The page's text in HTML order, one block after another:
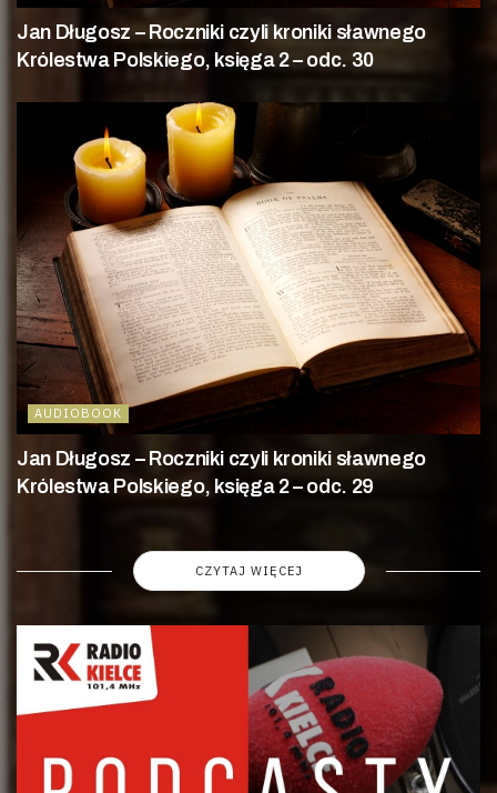
Jan Długosz – Roczniki czyli kroniki sławnego
Królestwa Polskiego, księga 2 – odc. 30
AUDIOBOOK
Jan Długosz – Roczniki czyli kroniki sławnego
Królestwa Polskiego, księga 2 – odc. 29
CZYTAJ WIĘCEJ